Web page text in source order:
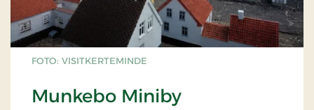
FOTO: VISITKERTEMINDE
Munkebo Miniby